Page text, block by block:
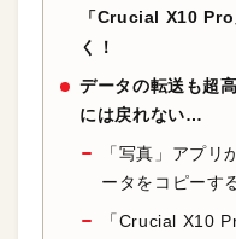
「Crucial X10 Pro
く！
データの転送も超
には戻れない…
「写真」アプ
ータをコピーす
「Crucial X10